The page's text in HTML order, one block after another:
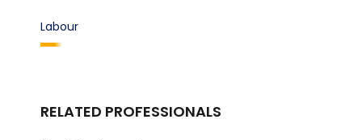
Labour
RELATED PROFESSIONALS